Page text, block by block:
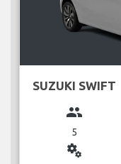
SUZUKI SWIFT
group
5
miscellaneous_services